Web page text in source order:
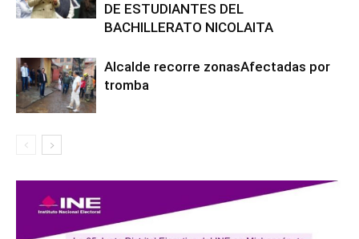
DE ESTUDIANTES DEL
BACHILLERATO NICOLAITA
Alcalde recorre zonasAfectadas por
tromba